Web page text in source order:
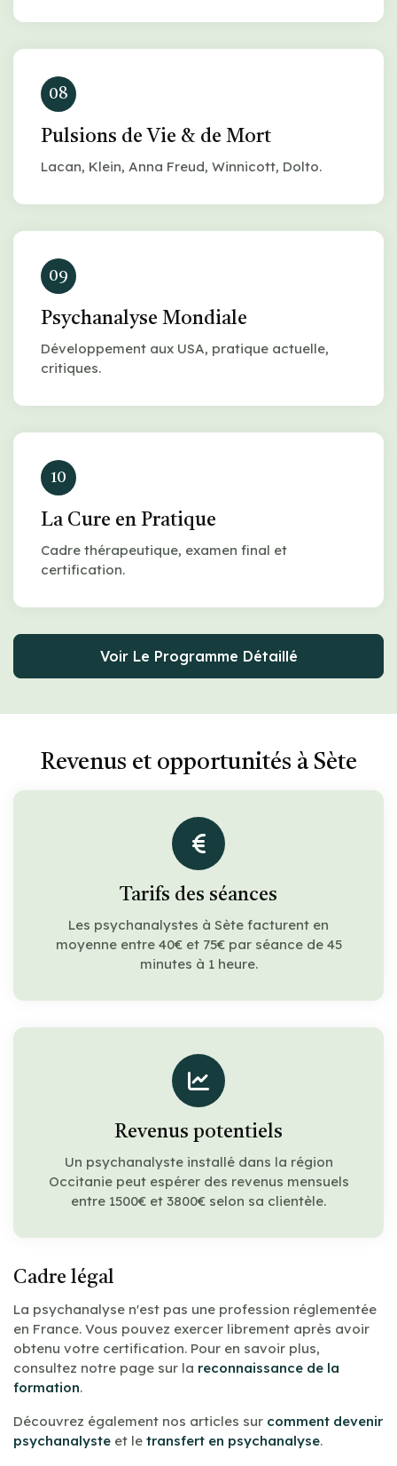
08
Pulsions de Vie & de Mort
Lacan, Klein, Anna Freud, Winnicott, Dolto.
09
Psychanalyse Mondiale
Développement aux USA, pratique actuelle,
critiques.
10
La Cure en Pratique
Cadre thérapeutique, examen final et
certification.
Voir Le Programme Détaillé
Revenus et opportunités à Sète
Tarifs des séances
Les psychanalystes à Sète facturent en
moyenne entre 40€ et 75€ par séance de 45
minutes à 1 heure.
Revenus potentiels
Un psychanalyste installé dans la région
Occitanie peut espérer des revenus mensuels
entre 1500€ et 3800€ selon sa clientèle.
Cadre légal
La psychanalyse n'est pas une profession réglementée
en France. Vous pouvez exercer librement après avoir
obtenu votre certification. Pour en savoir plus,
consultez notre page sur la reconnaissance de la
formation.
Découvrez également nos articles sur comment devenir
psychanalyste et le transfert en psychanalyse.